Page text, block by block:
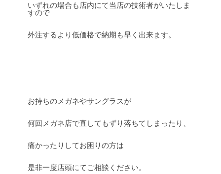
いずれの場合も店内にて当店の技術者がいたしま
すので
外注するより低価格で納期も早く出来ます。
お持ちのメガネやサングラスが
何回メガネ店で直してもずり落ちてしまったり、
痛かったりしてお困りの方は
是非一度店頭にてご相談ください。